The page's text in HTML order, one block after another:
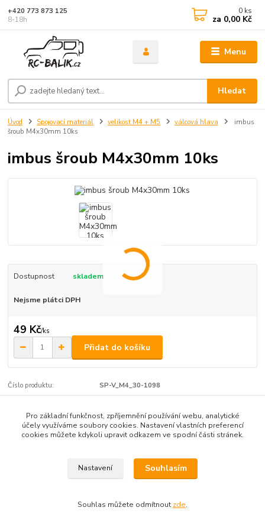
Menu
Hledat
+420 773 873 125
8-18h
0 ks
za 0,00 Kč
Úvod Spojovací materiál velikost M4 + M5 válcová hlava
imbus
šroub M4x30mm 10ks
imbus šroub M4x30mm 10ks
Dostupnost skladem
Nejsme plátci DPH
49 Kč/ks
Přidat do košíku
Číslo produktu: SP-V_M4_30-1098
Zboží zařazeno v kategoriích
Vytvořeno na Eshop-rychle.cz
Pro základní funkčnost, zpříjemnění používání webu, analytické
účely využíváme soubory cookies. Nastavení vlastních preferencí
cookies můžete kdykoli upravit odkazem ve spodní části stránek.
Nastavení Souhlasím
Souhlas můžete odmítnout zde.